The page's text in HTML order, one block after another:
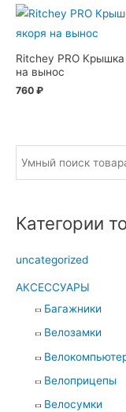
Ritchey PRO Крышка
на вынос
760 ₽
Категории
uncategorized
АКСЕССУАРЫ
Багажники
Велозамки
Велоприцепы
Велосумки